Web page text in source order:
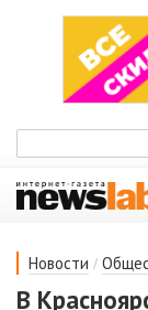
Новости /
В